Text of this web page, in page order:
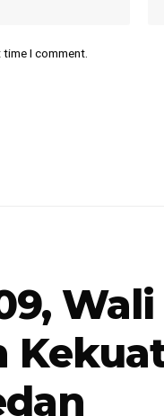
I comment.